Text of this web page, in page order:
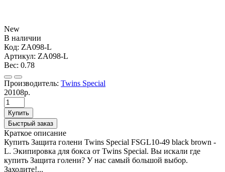
New
В наличии
Код: ZA098-L
Артикул: ZA098-L
Вес: 0.78
Производитель: Twins Special
20108р.
Купить
Быстрый заказ
Краткое описание
Купить Защита голени Twins Special FSGL10-49 black brown -
L. Экипировка для бокса от Twins Special. Вы искали где
купить Защита голени? У нас самый большой выбор.
Заходите!...